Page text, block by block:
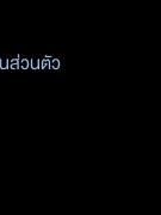
ส่วนตัว